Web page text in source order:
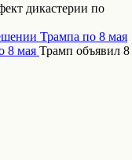
дикастерии по
Трампа по 8 мая
Трамп объявил 8